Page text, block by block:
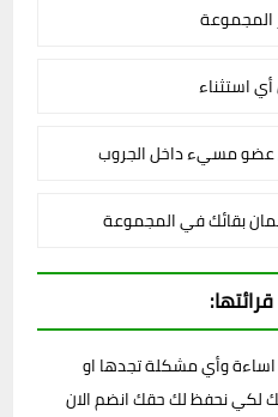
استثناء
مسيء داخل الجروب
بقائك في المجموعة
اساءة وأي مشكلة تجدها او
لكي نحفظ لك حقك انضم الان